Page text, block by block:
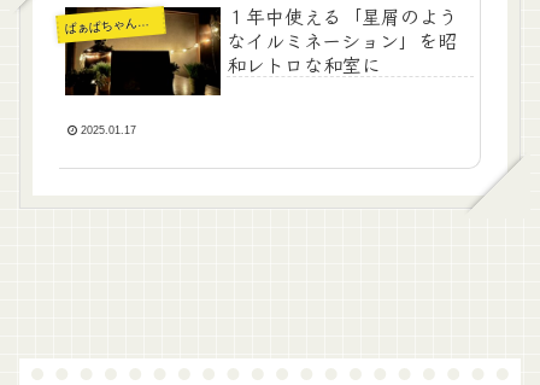
ばぁばちゃんの暮らし
１年中使える「星屑のよう
なイルミネーション」を昭
和レトロな和室に
2025.01.17